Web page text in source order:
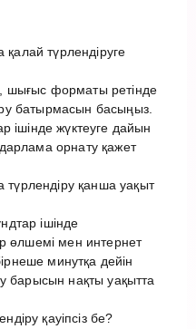
түрлендіруге
шығыс форматы ретінде
батырмасын басыңыз.
ішінде жүктеуге дайын
орнату қажет
қанша уақыт
ішінде
өлшемі мен интернет
минутқа дейін
барысын нақты уақытта
қауіпсіз бе?